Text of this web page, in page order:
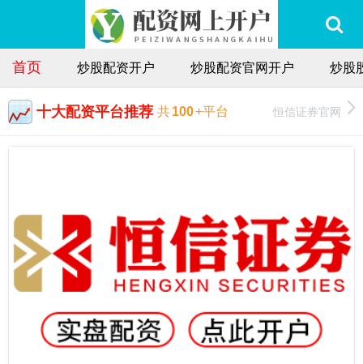
首页 炒股配资开户 炒股配资官网开户 炒股
十大配资平台推荐 共100+平台 恒信证券官网